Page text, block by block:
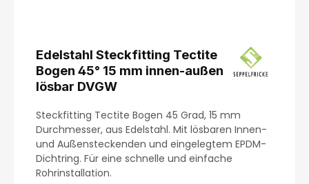
Edelstahl Steckfitting Tectite
Bogen 45° 15 mm innen-außen
lösbar DVGW
Steckfitting Tectite Bogen 45 Grad, 15 mm
Durchmesser, aus Edelstahl. Mit lösbaren Innen-
und Außensteckenden und eingelegtem EPDM-
Dichtring. Für eine schnelle und einfache
Rohrinstallation.